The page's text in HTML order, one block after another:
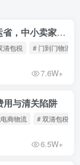
中欧班列拼箱LCL全攻略：比海运快，比空运省，中小卖家的物流新宠！
清包税 # 门到门物流
7.6W+
用与清关陷阱
商物流 # 双清包税
6.5W+